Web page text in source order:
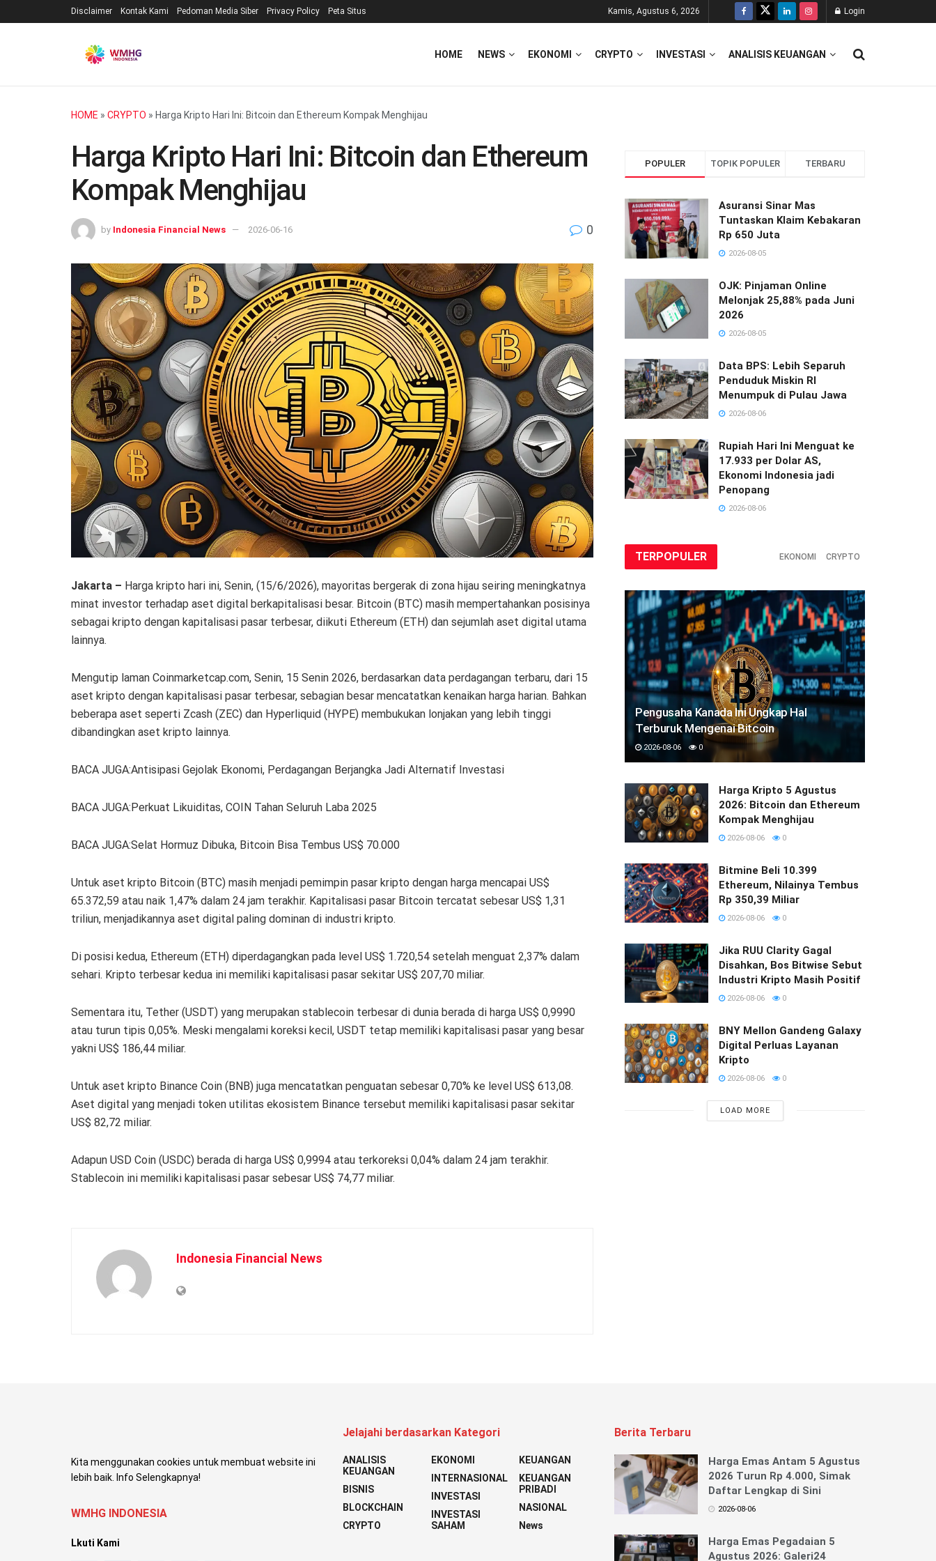
Disclaimer Kontak Kami Pedoman Media Siber Privacy Policy Peta Situs Kamis, Agustus 6, 2026 Login
HOME NEWS EKONOMI CRYPTO INVESTASI ANALISIS KEUANGAN
HOME » CRYPTO » Harga Kripto Hari Ini: Bitcoin dan Ethereum Kompak Menghijau
Harga Kripto Hari Ini: Bitcoin dan Ethereum
Kompak Menghijau
by Indonesia Financial News 2026-06-16 0
Jakarta – Harga kripto hari ini, Senin, (15/6/2026), mayoritas bergerak di zona hijau seiring meningkatnya
minat investor terhadap aset digital berkapitalisasi besar. Bitcoin (BTC) masih mempertahankan posisinya
sebagai kripto dengan kapitalisasi pasar terbesar, diikuti Ethereum (ETH) dan sejumlah aset digital utama
lainnya.
Mengutip laman Coinmarketcap.com, Senin, 15 Senin 2026, berdasarkan data perdagangan terbaru, dari 15
aset kripto dengan kapitalisasi pasar terbesar, sebagian besar mencatatkan kenaikan harga harian. Bahkan
beberapa aset seperti Zcash (ZEC) dan Hyperliquid (HYPE) membukukan lonjakan yang lebih tinggi
dibandingkan aset kripto lainnya.
BACA JUGA:Antisipasi Gejolak Ekonomi, Perdagangan Berjangka Jadi Alternatif Investasi
BACA JUGA:Perkuat Likuiditas, COIN Tahan Seluruh Laba 2025
BACA JUGA:Selat Hormuz Dibuka, Bitcoin Bisa Tembus US$ 70.000
Untuk aset kripto Bitcoin (BTC) masih menjadi pemimpin pasar kripto dengan harga mencapai US$
65.372,59 atau naik 1,47% dalam 24 jam terakhir. Kapitalisasi pasar Bitcoin tercatat sebesar US$ 1,31
triliun, menjadikannya aset digital paling dominan di industri kripto.
Di posisi kedua, Ethereum (ETH) diperdagangkan pada level US$ 1.720,54 setelah menguat 2,37% dalam
sehari. Kripto terbesar kedua ini memiliki kapitalisasi pasar sekitar US$ 207,70 miliar.
Sementara itu, Tether (USDT) yang merupakan stablecoin terbesar di dunia berada di harga US$ 0,9990
atau turun tipis 0,05%. Meski mengalami koreksi kecil, USDT tetap memiliki kapitalisasi pasar yang besar
yakni US$ 186,44 miliar.
Untuk aset kripto Binance Coin (BNB) juga mencatatkan penguatan sebesar 0,70% ke level US$ 613,08.
Aset digital yang menjadi token utilitas ekosistem Binance tersebut memiliki kapitalisasi pasar sekitar
US$ 82,72 miliar.
Adapun USD Coin (USDC) berada di harga US$ 0,9994 atau terkoreksi 0,04% dalam 24 jam terakhir.
Stablecoin ini memiliki kapitalisasi pasar sebesar US$ 74,77 miliar.
Indonesia Financial News
POPULER TOPIK POPULER TERBARU
Asuransi Sinar Mas
Tuntaskan Klaim Kebakaran
Rp 650 Juta
2026-08-05
OJK: Pinjaman Online
Melonjak 25,88% pada Juni
2026
2026-08-05
Data BPS: Lebih Separuh
Penduduk Miskin RI
Menumpuk di Pulau Jawa
2026-08-06
Rupiah Hari Ini Menguat ke
17.933 per Dolar AS,
Ekonomi Indonesia jadi
Penopang
2026-08-06
TERPOPULER EKONOMI CRYPTO
Pengusaha Kanada Ini Ungkap Hal
Terburuk Mengenai Bitcoin
2026-08-06 0
Harga Kripto 5 Agustus
2026: Bitcoin dan Ethereum
Kompak Menghijau
2026-08-06 0
Bitmine Beli 10.399
Ethereum, Nilainya Tembus
Rp 350,39 Miliar
2026-08-06 0
Jika RUU Clarity Gagal
Disahkan, Bos Bitwise Sebut
Industri Kripto Masih Positif
2026-08-06 0
BNY Mellon Gandeng Galaxy
Digital Perluas Layanan
Kripto
2026-08-06 0
LOAD MORE
Kita menggunakan cookies untuk membuat website ini
lebih baik. Info Selengkapnya!
WMHG INDONESIA
Lkuti Kami
Jelajahi berdasarkan Kategori
ANALISIS
KEUANGAN
BISNIS
BLOCKCHAIN
CRYPTO
EKONOMI
INTERNASIONAL
INVESTASI
INVESTASI
SAHAM
KEUANGAN
KEUANGAN
PRIBADI
NASIONAL
News
Berita Terbaru
Harga Emas Antam 5 Agustus
2026 Turun Rp 4.000, Simak
Daftar Lengkap di Sini
2026-08-06
Harga Emas Pegadaian 5
Agustus 2026: Galeri24